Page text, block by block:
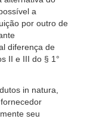
a
por outro de
diferença de
II e III do § 1°
in natura,
seu